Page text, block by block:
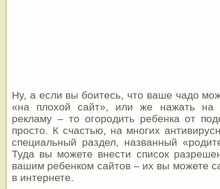
Ну, а если вы боитесь, что ваше чадо
«на плохой сайт», или же нажать
рекламу – то огородить ребенка от
просто. К счастью, на многих
специальный раздел, названный
Туда вы можете внести список
вашим ребенком сайтов – их вы можете
в интернете.